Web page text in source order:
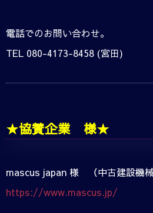
電話でのお問い合わせ。
TEL 080-4173-8458 (宮田)
★協賛企業 様★
mascus japan 様 （中古建設機械
https://www.mascus.jp/